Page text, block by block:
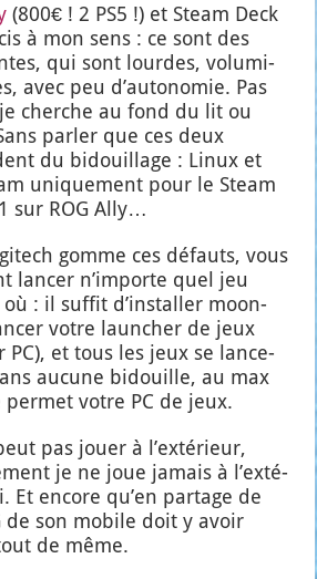
(800€ ! 2 PS5 !) et Steam Deck
à mon sens : ce sont des
qui sont lourdes, volu­mi­
avec peu d’au­to­no­mie. Pas
cherche au fond du lit ou
par­ler que ces deux
du bidouillage : Linux et
uni­que­ment pour le Steam
sur ROG Ally…
gomme ces défauts, vous
lan­cer n’im­porte quel jeu
où : il suf­fit d’ins­tal­ler moon­
votre laun­cher de jeux
PC), et tous les jeux se lan­ce­
aucune bidouille, au max
votre PC de jeux.
pas jouer à l’ex­té­rieur,
je ne joue jamais à l’ex­té­
Et encore qu’en par­tage de
de son mobile doit y avoir
de même.